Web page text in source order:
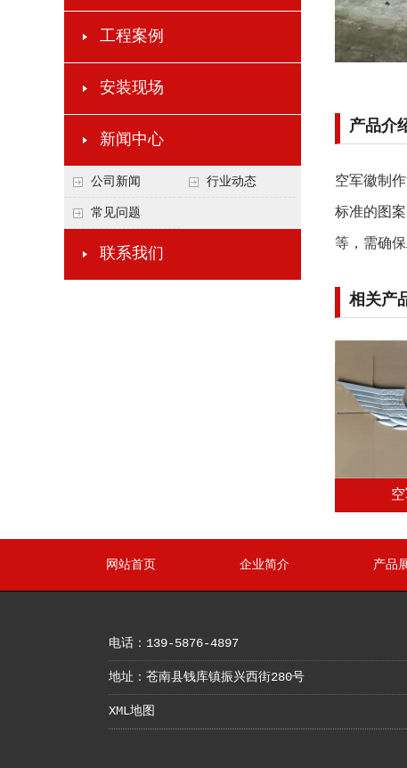
工程案例
安装现场
新闻中心
公司新闻 行业动态
常见问题
联系我们
产品介
空军徽制
标准的图
等，需确
相关产
网站首页 企业简介 产品
电话：139-5876-4897
地址：苍南县钱库镇振兴西街280号
XML地图